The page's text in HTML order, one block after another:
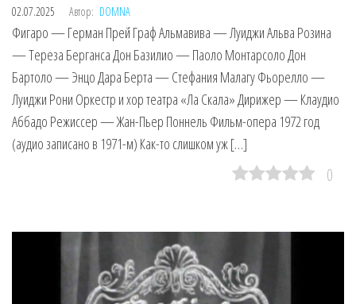
02.07.2025 Автор: DOMNA
Фигаро — Герман Прей Граф Альмавива — Луиджи Альва Розина
— Тереза Берганса Дон Базилио — Паоло Монтарсоло Дон
Бартоло — Энцо Дара Берта — Стефания Малагу Фьорелло —
Луиджи Рони Оркестр и хор театра «Ла Скала» Дирижер — Клаудио
Аббадо Режиссер — Жан-Пьер Поннель Фильм-опера 1972 год
(аудио записано в 1971-м) Как-то слишком уж […]
0